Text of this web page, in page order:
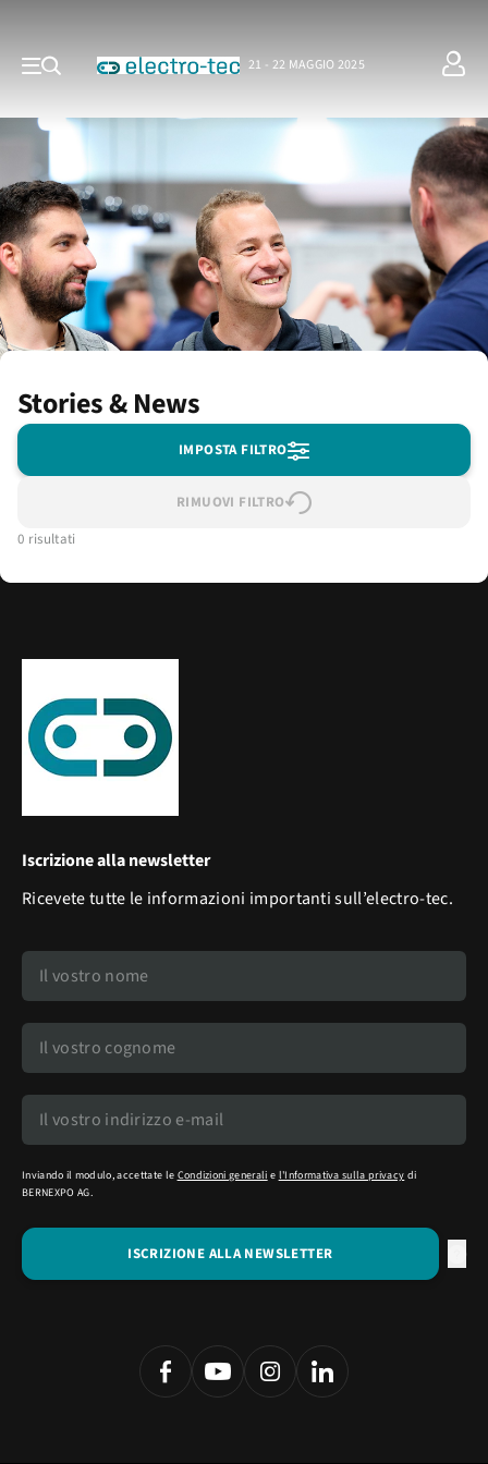
21 - 22 MAGGIO 2025
Stories & News
IMPOSTA FILTRO
RIMUOVI FILTRO
0 risultati
Iscrizione alla newsletter
Ricevete tutte le informazioni importanti sull’electro-tec.
Inviando il modulo, accettate le Condizioni generali e l'Informativa sulla privacy di
BERNEXPO AG.